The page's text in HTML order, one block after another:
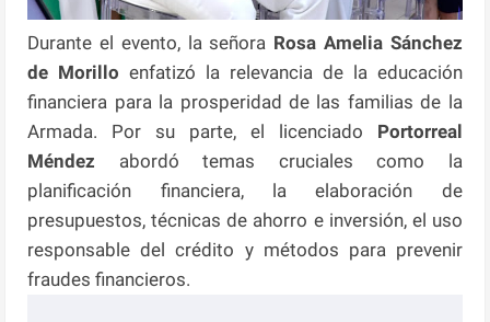
Durante el evento, la señora Rosa Amelia Sánchez
de Morillo enfatizó la relevancia de la educación
financiera para la prosperidad de las familias de la
Armada. Por su parte, el licenciado Portorreal
Méndez abordó temas cruciales como la
planificación financiera, la elaboración de
presupuestos, técnicas de ahorro e inversión, el uso
responsable del crédito y métodos para prevenir
fraudes financieros.